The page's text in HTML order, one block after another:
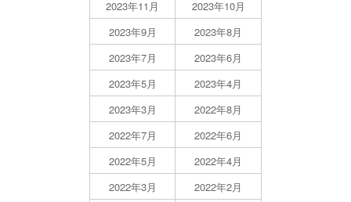
2023年11月
2023年10月
2023年9月
2023年8月
2023年7月
2023年6月
2023年5月
2023年4月
2023年3月
2022年8月
2022年7月
2022年6月
2022年5月
2022年4月
2022年3月
2022年2月